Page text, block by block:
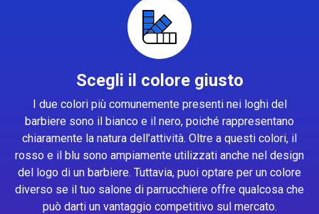
Scegli il colore giusto
I due colori più comunemente presenti nei loghi del
barbiere sono il bianco e il nero, poiché rappresentano
chiaramente la natura dell’attività. Oltre a questi colori, il
rosso e il blu sono ampiamente utilizzati anche nel design
del logo di un barbiere. Tuttavia, puoi optare per un colore
diverso se il tuo salone di parrucchiere offre qualcosa che
può darti un vantaggio competitivo sul mercato.